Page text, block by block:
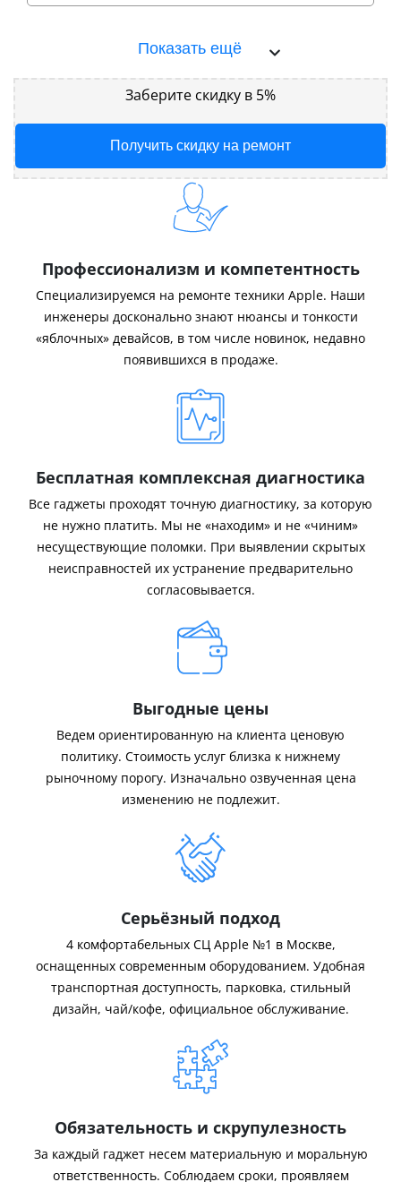
Показать ещё
Заберите скидку в 5%
Получить скидку на ремонт
Профессионализм и компетентность
Специализируемся на ремонте техники Apple. Наши
инженеры досконально знают нюансы и тонкости
«яблочных» девайсов, в том числе новинок, недавно
появившихся в продаже.
Бесплатная комплексная диагностика
Все гаджеты проходят точную диагностику, за которую
не нужно платить. Мы не «находим» и не «чиним»
несуществующие поломки. При выявлении скрытых
неисправностей их устранение предварительно
согласовывается.
Выгодные цены
Ведем ориентированную на клиента ценовую
политику. Стоимость услуг близка к нижнему
рыночному порогу. Изначально озвученная цена
изменению не подлежит.
Серьёзный подход
4 комфортабельных СЦ Apple №1 в Москве,
оснащенных современным оборудованием. Удобная
транспортная доступность, парковка, стильный
дизайн, чай/кофе, официальное обслуживание.
Обязательность и скрупулезность
За каждый гаджет несем материальную и моральную
ответственность. Соблюдаем сроки, проявляем